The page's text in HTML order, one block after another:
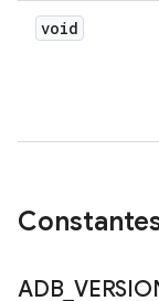
void
ADB_